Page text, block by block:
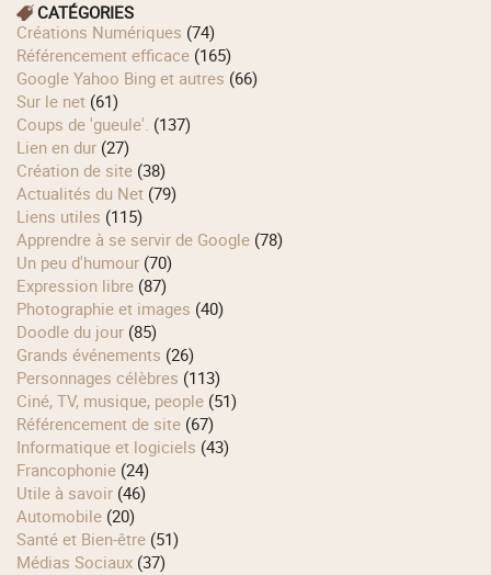
CATÉGORIES
Créations Numériques (74)
Référencement efficace (165)
Google Yahoo Bing et autres (66)
Sur le net (61)
Coups de 'gueule'. (137)
Lien en dur (27)
Création de site (38)
Actualités du Net (79)
Liens utiles (115)
Apprendre à se servir de Google (78)
Un peu d'humour (70)
Expression libre (87)
Photographie et images (40)
Doodle du jour (85)
Grands événements (26)
Personnages célèbres (113)
Ciné, TV, musique, people (51)
Référencement de site (67)
Informatique et logiciels (43)
Francophonie (24)
Utile à savoir (46)
Automobile (20)
Santé et Bien-être (51)
Médias Sociaux (37)